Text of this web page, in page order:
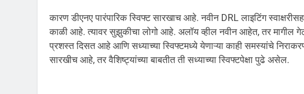
कारण डीएनए पारंपारिक स्विफ्ट सारखाच आहे. नवीन DRL लाइटिंग
काळी आहे. त्यावर सुझुकीचा लोगो आहे. अलॉय व्हील नवीन आहेत, तर मागील
प्रशस्त दिसत आहे आणि सध्याच्या स्विफ्टमध्ये येणाऱ्या काही समस्यांचे
सारखीच आहे, तर वैशिष्ट्यांच्या बाबतीत ती सध्याच्या स्विफ्टपेक्षा पुढे असेल.